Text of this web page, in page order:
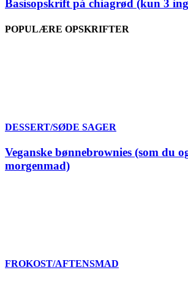
Basisopskrift på chiagrød (kun 3
POPULÆRE OPSKRIFTER
DESSERT/SØDE SAGER
Veganske bønnebrownies (som du
morgenmad)
FROKOST/AFTENSMAD